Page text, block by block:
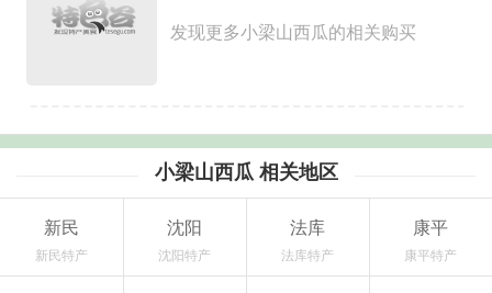
发现更多小梁山西瓜的相关购买
小梁山西瓜 相关地区
新民
新民特产
沈阳
沈阳特产
法库
法库特产
康平
康平特产